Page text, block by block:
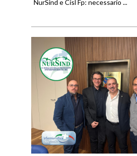
NurSind e Cisl Fp: necessario ...